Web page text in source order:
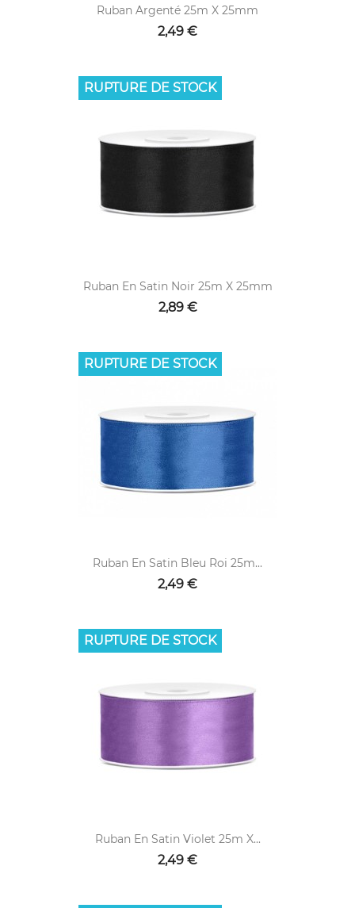
Ruban Argenté 25m X 25mm
2,49 €
Ruban En Satin Noir 25m X 25mm
2,89 €
RUPTURE DE STOCK
Ruban En Satin Bleu Roi 25m...
2,49 €
RUPTURE DE STOCK
Ruban En Satin Violet 25m X...
2,49 €
RUPTURE DE STOCK